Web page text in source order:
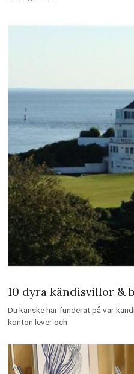
10 dyra kändisvillor &
Du kanske har funderat på var
konton lever och